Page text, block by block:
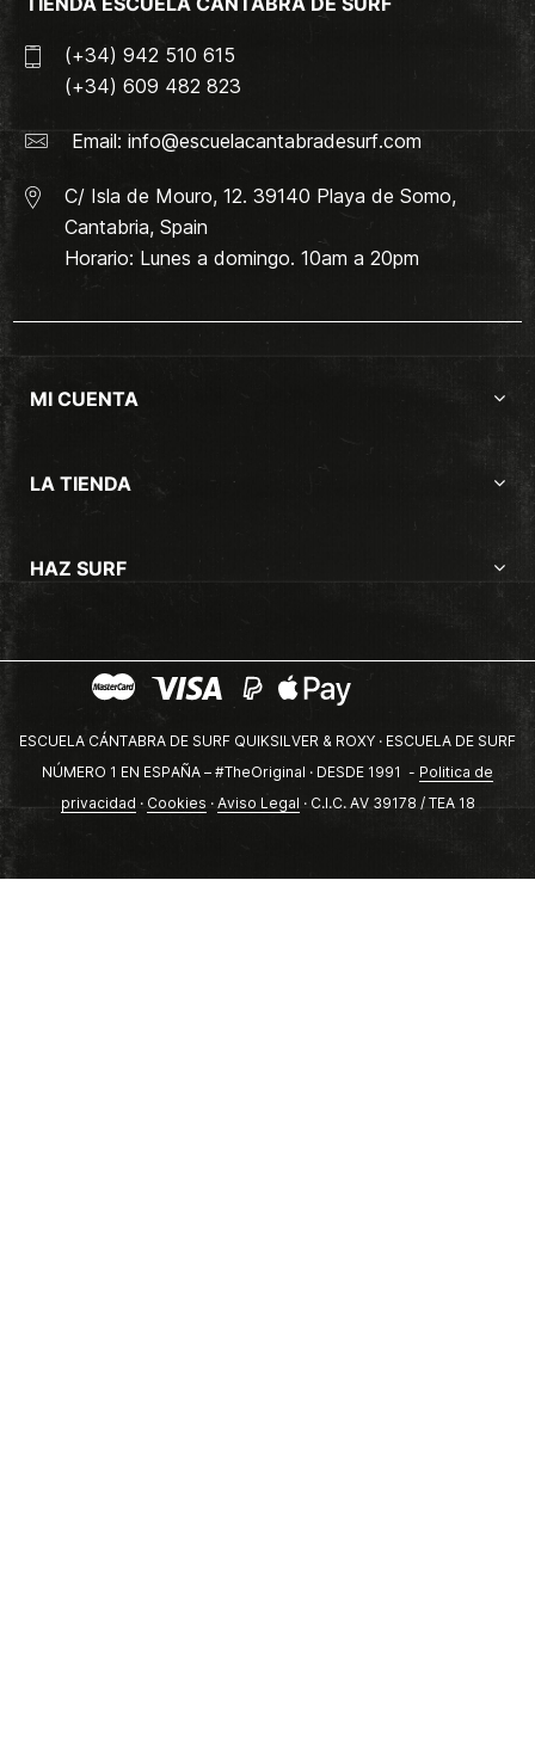
(+34) 942 510 615
(+34) 609 482 823
Email: info@escuelacantabradesurf.com
C/ Isla de Mouro, 12. 39140 Playa de Somo,
Cantabria, Spain
Horario: Lunes a domingo. 10am a 20pm
MI CUENTA
LA TIENDA
HAZ SURF
ESCUELA CÁNTABRA DE SURF QUIKSILVER & ROXY · ESCUELA DE SURF
NÚMERO 1 EN ESPAÑA – #TheOriginal · DESDE 1991 - Politica de
privacidad · Cookies · Aviso Legal · C.I.C. AV 39178 / TEA 18